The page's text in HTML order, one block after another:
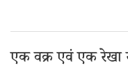
एक वक्र एवं एक रेखा